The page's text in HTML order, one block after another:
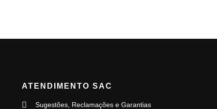
ATENDIMENTO SAC
Sugestões, Reclamações e Garantias